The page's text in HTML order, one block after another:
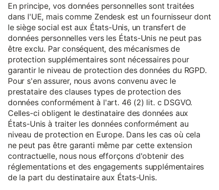
En principe, vos données personnelles sont traitées
dans l'UE, mais comme Zendesk est un fournisseur dont
le siège social est aux États-Unis, un transfert de
données personnelles vers les États-Unis ne peut pas
être exclu. Par conséquent, des mécanismes de
protection supplémentaires sont nécessaires pour
garantir le niveau de protection des données du RGPD.
Pour s'en assurer, nous avons convenu avec le
prestataire des clauses types de protection des
données conformément à l'art. 46 (2) lit. c DSGVO.
Celles-ci obligent le destinataire des données aux
États-Unis à traiter les données conformément au
niveau de protection en Europe. Dans les cas où cela
ne peut pas être garanti même par cette extension
contractuelle, nous nous efforçons d'obtenir des
réglementations et des engagements supplémentaires
de la part du destinataire aux États-Unis.